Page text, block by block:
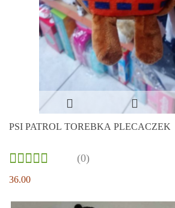
PSI PATROL TOREBKA PLECACZEK
(0)
36.00